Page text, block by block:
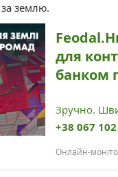
землю.
для
банком
Зручно.
+38 067
Онлайн-